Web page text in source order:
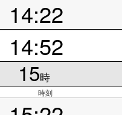
14:22
14:52
15時
時刻